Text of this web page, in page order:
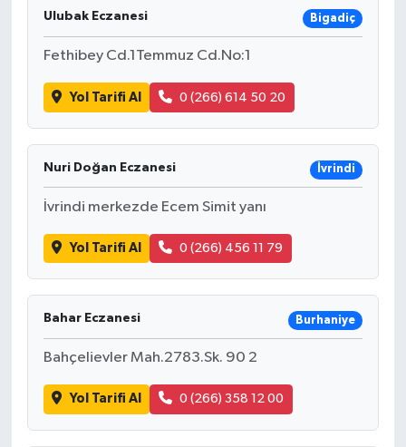
Ulubak Eczanesi Bigadiç
Fethibey Cd.1Temmuz Cd.No:1
Yol Tarifi Al 0 (266) 614 50 20
Nuri Doğan Eczanesi İvrindi
İvrindi merkezde Ecem Simit yanı
Yol Tarifi Al 0 (266) 456 11 79
Bahar Eczanesi Burhaniye
Bahçelievler Mah.2783.Sk. 90 2
Yol Tarifi Al 0 (266) 358 12 00